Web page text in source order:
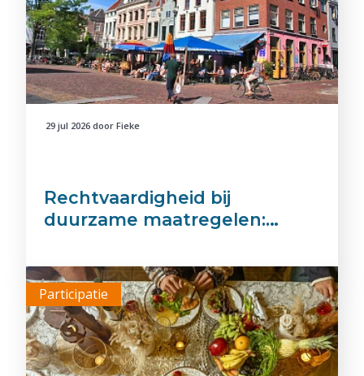
29 jul 2026 door Fieke
Rechtvaardigheid bij
duurzame maatregelen:…
Participatie